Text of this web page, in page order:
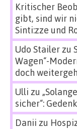
Kritischer
gibt, sind wir
Sinti:zze und
Udo Stailerzu
Wagen“-
doch
Ulli zu
sicher“:
Danii zu